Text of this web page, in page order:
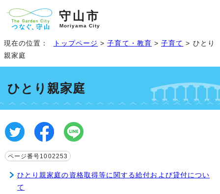
守山市
Moriyama City
現在の位置： トップページ >子育て・教育 >子育て > ひとり
親家庭
ひとり親家庭
ページ番号1002253
ひとり親家庭の資格取得等に関する給付および貸付につい
て